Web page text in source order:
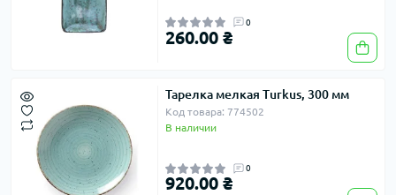
0
260.00 ₴
Тарелка мелкая Turkus, 300 мм
Код товара: 774502
В наличии
0
920.00 ₴